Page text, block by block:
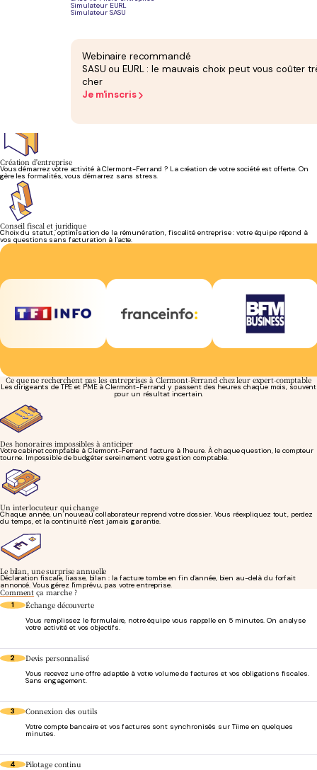
Simulateur EURL
Simulateur SASU
Webinaire recommandé
SASU ou EURL : le mauvais choix peut vous coûter
cher
Je m'inscris
Bilan annuel attesté et liasse fiscale inclus dans votre forfait. Pas de supplément, pas de
facture surprise en fin d'exercice.
Facturation électronique (PDP)
Création d'entreprise
Vous démarrez votre activité à Clermont-Ferrand ? La création de votre société est offerte. On
gère les formalités, vous démarrez sans stress.
Conseil fiscal et juridique
Choix du statut, optimisation de la rémunération, fiscalité entreprise : votre équipe répond à
vos questions sans facturation à l'acte.
Ce que ne recherchent pas les entreprises à Clermont-Ferrand chez leur expert-comptable
Les dirigeants de TPE et PME à Clermont-Ferrand y passent des heures chaque mois, souvent
pour un résultat incertain.
Des honoraires impossibles à anticiper
Votre cabinet comptable à Clermont-Ferrand facture à l'heure. À chaque question, le compteur
tourne. Impossible de budgéter sereinement votre gestion comptable.
Un interlocuteur qui change
Chaque année, un nouveau collaborateur reprend votre dossier. Vous réexpliquez tout, perdez
du temps, et la continuité n'est jamais garantie.
Le bilan, une surprise annuelle
Déclaration fiscale, liasse, bilan : la facture tombe en fin d'année, bien au-delà du forfait
annoncé. Vous gérez l'imprévu, pas votre entreprise.
Comment ça marche ?
1 Échange découverte
Vous remplissez le formulaire, notre équipe vous rappelle en 5 minutes. On analyse
votre activité et vos objectifs.
2 Devis personnalisé
Vous recevez une offre adaptée à votre volume de factures et vos obligations fiscales.
Sans engagement.
3 Connexion des outils
Votre compte bancaire et vos factures sont synchronisés sur Tiime en quelques
minutes.
4 Pilotage continu